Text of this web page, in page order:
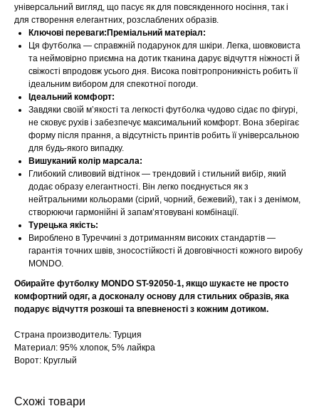
універсальний вигляд, що пасує як для повсякденного носіння, так і
для створення елегантних, розслаблених образів.
Ключові переваги:Преміальний матеріал:
Ця футболка — справжній подарунок для шкіри. Легка, шовковиста
та неймовірно приємна на дотик тканина дарує відчуття ніжності й
свіжості впродовж усього дня. Висока повітропроникність робить її
ідеальним вибором для спекотної погоди.
Ідеальний комфорт:
Завдяки своїй м’якості та легкості футболка чудово сідає по фігурі,
не сковує рухів і забезпечує максимальний комфорт. Вона зберігає
форму після прання, а відсутність принтів робить її універсальною
для будь-якого випадку.
Вишуканий колір марсала:
Глибокий сливовий відтінок — трендовий і стильний вибір, який
додає образу елегантності. Він легко поєднується як з
нейтральними кольорами (сірий, чорний, бежевий), так і з денімом,
створюючи гармонійні й запам’ятовувані комбінації.
Турецька якість:
Вироблено в Туреччині з дотриманням високих стандартів —
гарантія точних швів, зносостійкості й довговічності кожного виробу
MONDO.
Обирайте футболку MONDO ST-92050-1, якщо шукаєте не просто
комфортний одяг, а досконалу основу для стильних образів, яка
подарує відчуття розкоші та впевненості з кожним дотиком.
Страна производитель: Турция
Материал: 95% хлопок, 5% лайкра
Ворот: Круглый
Схожі товари